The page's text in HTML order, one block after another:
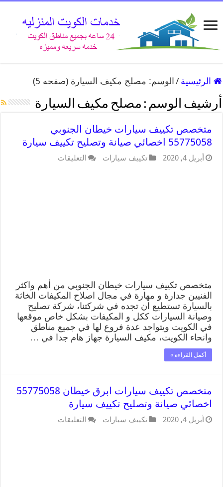
الرئيسية / الوسم: مصلح مكيف السيارة (صفحه 5)
أرشيف الوسم : مصلح مكيف السيارة
متخصص تكييف سيارات خيطان الجنوبي
55775058 اخصائي صيانة وتصليح تكييف سيارة
أبريل 4, 2020 تكييف سيارات التعليقات
متخصص تكييف سيارات خيطان الجنوبي من أهم واكثر
الفنيين جدارة و مهارة في مجال اصلاح المكيفات الخاثة
بالسيارة تستطيع ان تجده في شركتنا، شركة تصليح
وصيانة السيارات ككل و المكيفات بشكل خاص موقعها
في الكويت ويتواجد عدة فروع لها في جميع مناطق
وانحاء الكويت، مكيف السيارة جهاز هام جدا في …
أكمل القراءة »
متخصص تكييف سيارات ابرق خيطان 55775058
اخصائي صيانة وتصليح تكييف سيارة
أبريل 4, 2020 تكييف سيارات التعليقات